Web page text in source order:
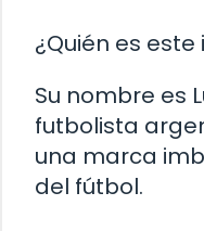
¿Quién es
Su nombre es
futbolista
una marca
del fútbol.